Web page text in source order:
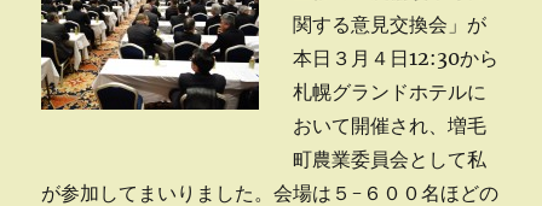
関する意見交換会」が
本日３月４日12:30から
札幌グランドホテルに
おいて開催され、増毛
町農業委員会として私
が参加してまいりました。会場は５-６００名ほどの